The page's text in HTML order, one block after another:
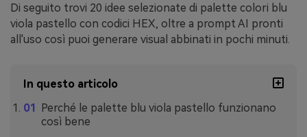
Di seguito trovi 20 idee selezionate di palette colori blu
viola pastello con codici HEX, oltre a prompt AI pronti
all'uso così puoi generare visual abbinati in pochi minuti.
In questo articolo
Perché le palette blu viola pastello funzionano
così bene